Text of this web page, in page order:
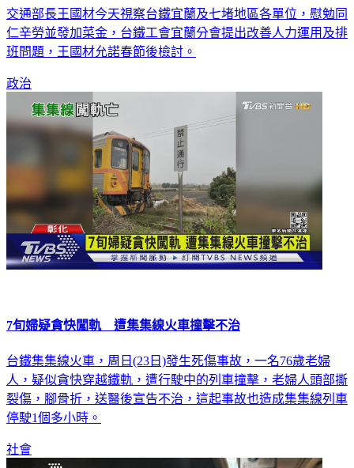
交通部長王國材今天視察台鐵宜蘭及七堵地區各單位，慰勉同
仁辛勞並發加菜金，台鐵工會宜蘭分會提出改善人力運用及排
班問題，王國材允諾春節後檢討。
政治
7旬婦疑貪快闖軌 遭集集線火車撞擊不治
台鐵集集線火車，周日(23日)發生死傷事故，一名76歲老婦
人，疑似貪快穿越鐵軌，遭行駛中的列車撞擊，老婦人頭部撕
裂傷，腳骨折，送醫後宣告不治，這起事故也造成集集線列車
停駛1個多小時。
社會